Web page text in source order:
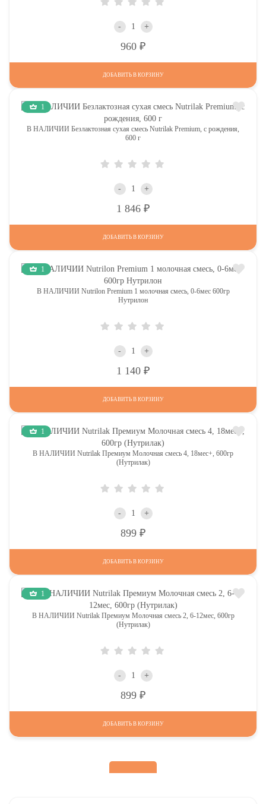
- +
960
ДОБАВИТЬ В КОРЗИНУ
1
В НАЛИЧИИ Безлактозная сухая смесь Nutrilak Premium, с рождения,
600 г
- +
1 846
ДОБАВИТЬ В КОРЗИНУ
1
В НАЛИЧИИ Nutrilon Premium 1 молочная смесь, 0-6мес 600гр
Нутрилон
- +
1 140
ДОБАВИТЬ В КОРЗИНУ
1
В НАЛИЧИИ Nutrilak Премиум Молочная смесь 4, 18мес+, 600гр
(Нутрилак)
- +
899
ДОБАВИТЬ В КОРЗИНУ
1
В НАЛИЧИИ Nutrilak Премиум Молочная смесь 2, 6-12мес, 600гр
(Нутрилак)
- +
899
ДОБАВИТЬ В КОРЗИНУ